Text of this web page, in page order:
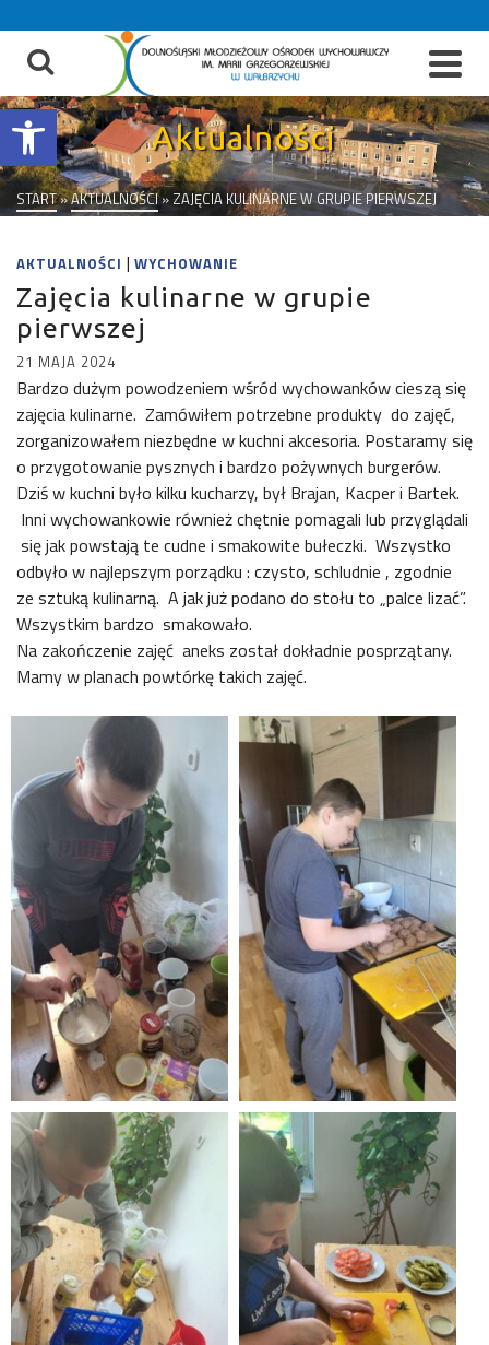
Otwórz pasek narzędzi
treści
Aktualności
START»AKTUALNOŚCI» ZAJĘCIA KULINARNE W GRUPIE PIERWSZEJ
AKTUALNOŚCI | WYCHOWANIE
Zajęcia kulinarne w grupie
pierwszej
21 MAJA 2024
Bardzo dużym powodzeniem wśród wychowanków cieszą się
zajęcia kulinarne. Zamówiłem potrzebne produkty do zajęć,
zorganizowałem niezbędne w kuchni akcesoria. Postaramy się
o przygotowanie pysznych i bardzo pożywnych burgerów.
Dziś w kuchni było kilku kucharzy, był Brajan, Kacper i Bartek.
Inni wychowankowie również chętnie pomagali lub przyglądali
się jak powstają te cudne i smakowite bułeczki. Wszystko
odbyło w najlepszym porządku : czysto, schludnie , zgodnie
ze sztuką kulinarną. A jak już podano do stołu to „palce lizać”.
Wszystkim bardzo smakowało.
Na zakończenie zajęć aneks został dokładnie posprzątany.
Mamy w planach powtórkę takich zajęć.